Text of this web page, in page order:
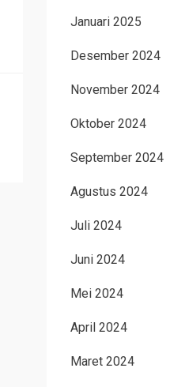
Januari 2025
Desember 2024
November 2024
Oktober 2024
September 2024
Agustus 2024
Juli 2024
Juni 2024
Mei 2024
April 2024
Maret 2024